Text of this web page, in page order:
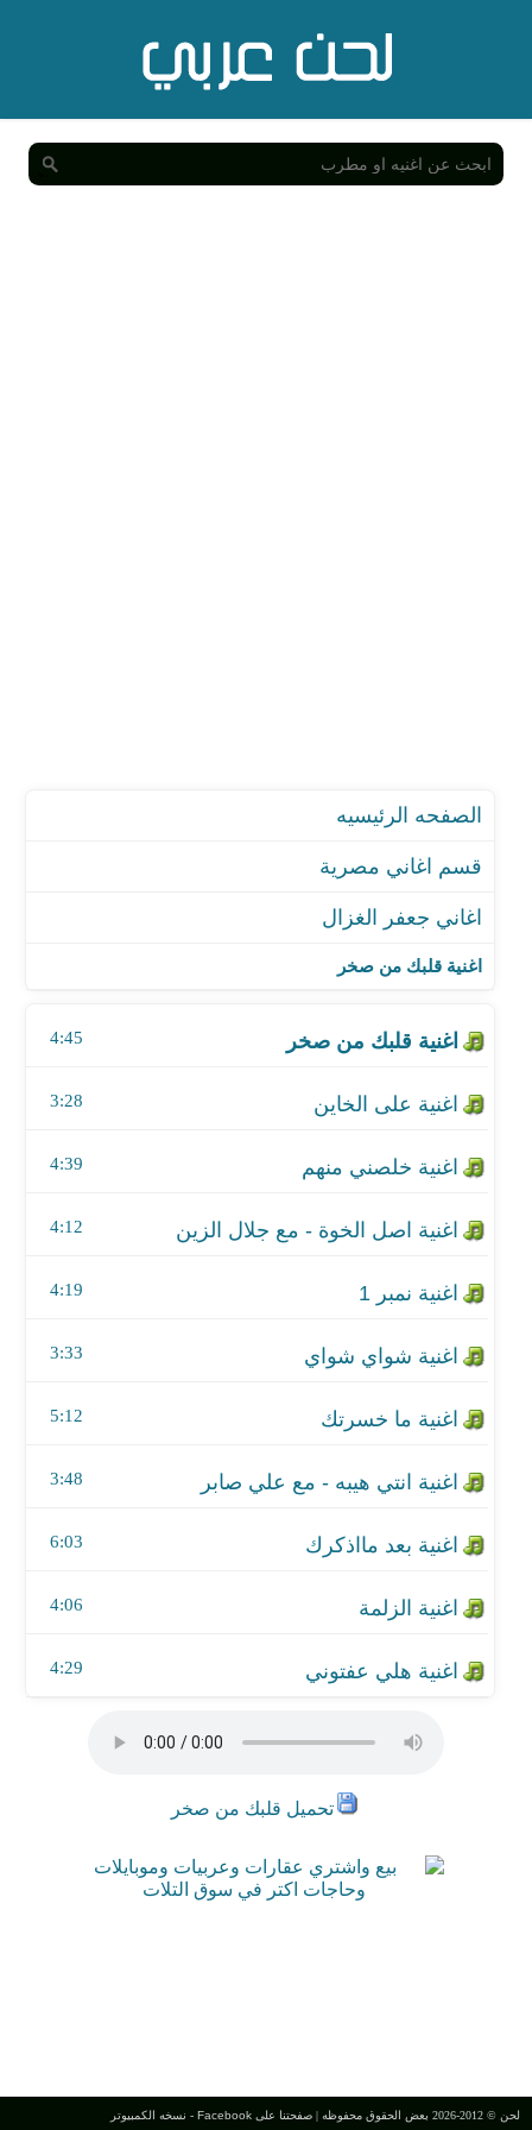
اغنية قلبك من صخر
اغنية قلبك من صخر
4:45
اغنية على الخاين
3:28
اغنية خلصني منهم
4:39
4:12
4:19
3:33
اغنية ما خسرتك
5:12
اغنية انتي هيبه - مع علي صابر
3:48
اغنية بعد مااذكرك
6:03
4:06
4:29
تحميل قلبك من صخر
لحن © 2012-2026 بعض الحقوق محفوظه | صفحتنا على Facebook - نسخه الكمبيوتر